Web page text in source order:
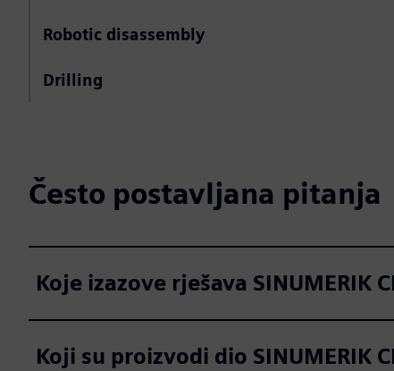
Robotic disassembly
Drilling
Često postavljana pitanja
Koje izazove rješava SINUMERIK
Koji su proizvodi dio SINUMERIK